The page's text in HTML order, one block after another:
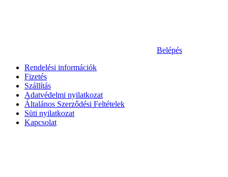
Belépés
Rendelési információk
Fizetés
Szállítás
Adatvédelmi nyilatkozat
Általános Szerződési Feltételek
Süti nyilatkozat
Kapcsolat